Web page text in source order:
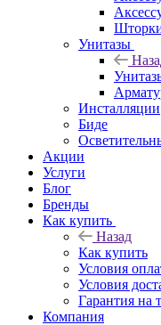
Унитазы
Инсталляции
Биде
Акции
Услуги
Блог
Бренды
Как купить
Назад
Как купить
Условия
Условия
Гарантия на
Компания